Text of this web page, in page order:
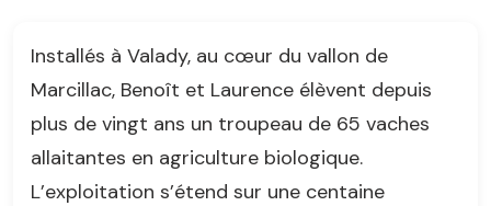
Installés à Valady, au cœur du vallon de
Marcillac, Benoît et Laurence élèvent depuis
plus de vingt ans un troupeau de 65 vaches
allaitantes en agriculture biologique.
L’exploitation s’étend sur une centaine